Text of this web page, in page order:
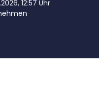
12:57 Uhr